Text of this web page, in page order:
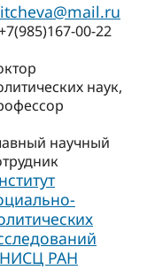
00-22
наук,
научный
РАН